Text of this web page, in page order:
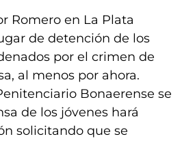
Romero en La Plata
de detención de los
por el crimen de
al menos por ahora.
Bonaerense se
de los jóvenes hará
solicitando que se